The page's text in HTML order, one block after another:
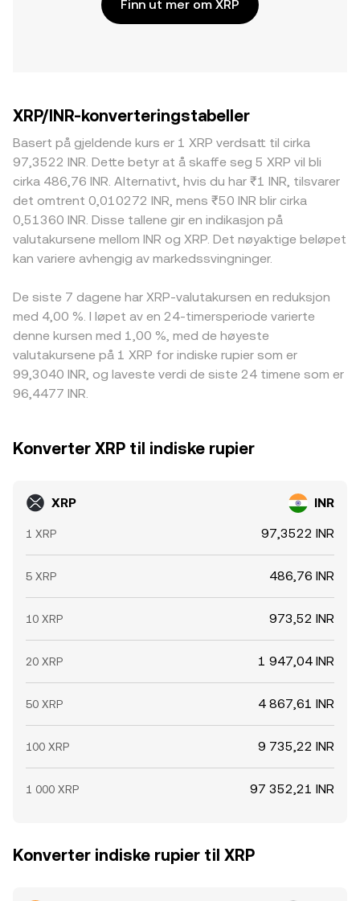
Finn ut mer om XRP
XRP/INR-konverteringstabeller
Basert på gjeldende kurs er 1 XRP verdsatt til cirka
97,3522 INR. Dette betyr at å skaffe seg 5 XRP vil bli
cirka 486,76 INR. Alternativt, hvis du har ₹1 INR, tilsvarer
det omtrent 0,010272 INR, mens ₹50 INR blir cirka
0,51360 INR. Disse tallene gir en indikasjon på
valutakursene mellom INR og XRP. Det nøyaktige beløpet
kan variere avhengig av markedssvingninger.
De siste 7 dagene har XRP-valutakursen en reduksjon
med 4,00 %. I løpet av en 24-timersperiode varierte
denne kursen med 1,00 %, med de høyeste
valutakursene på 1 XRP for indiske rupier som er
99,3040 INR, og laveste verdi de siste 24 timene som er
96,4477 INR.
Konverter XRP til indiske rupier
XRP INR
1 XRP 97,3522 INR
5 XRP 486,76 INR
10 XRP 973,52 INR
20 XRP 1 947,04 INR
50 XRP 4 867,61 INR
100 XRP 9 735,22 INR
1 000 XRP 97 352,21 INR
Konverter indiske rupier til XRP